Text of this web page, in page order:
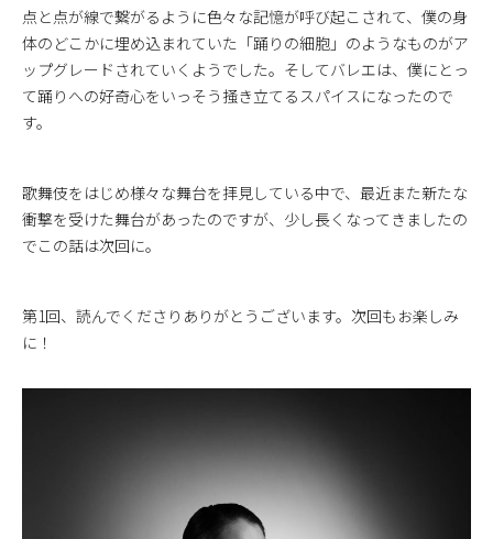
点と点が線で繋がるように色々な記憶が呼び起こされて、僕の身
体のどこかに埋め込まれていた「踊りの細胞」のようなものがア
ップグレードされていくようでした。そしてバレエは、僕にとっ
て踊りへの好奇心をいっそう掻き立てるスパイスになったので
す。
歌舞伎をはじめ様々な舞台を拝見している中で、最近また新たな
衝撃を受けた舞台があったのですが、少し長くなってきましたの
でこの話は次回に。
第1回、読んでくださりありがとうございます。次回もお楽しみ
に！